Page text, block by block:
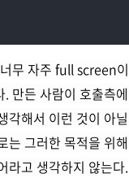
무 자주 full screen
. 만든 사람이 호출측
각해서 이런 것이 아
는 그러한 목적을 위
라고 생각하지 않는다.